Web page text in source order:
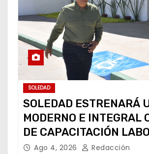
SOLEDAD
SOLEDAD ESTRENARÁ
MODERNO E INTEGRAL
DE CAPACITACIÓN
ALCALDE
Ago 4, 2026 Redacción